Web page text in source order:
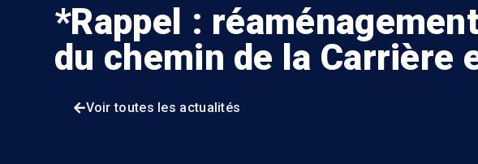
*Rappel :
du chemin de la Carrière
Voir toutes les actualités